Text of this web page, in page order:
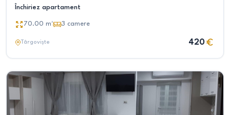
Închiriez apartament
70.00 m² 3 camere
Târgoviște 420